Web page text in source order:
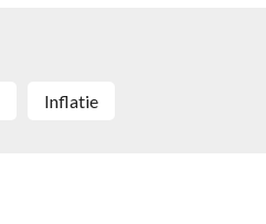
inflatie